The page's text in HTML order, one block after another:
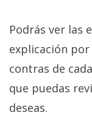
Podrás ver las
explicación
contras de
que puedas
deseas.